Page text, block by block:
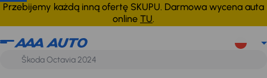
Przebijemy każdą inną ofertę SKUPU. Darmowa wycena auta
online TU.